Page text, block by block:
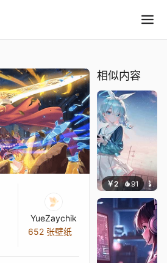
YueZaychik
652 张壁纸
相似内容
￥2 91 豆子